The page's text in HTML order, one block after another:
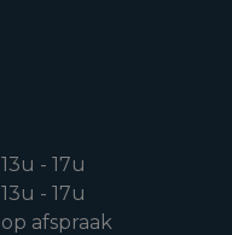
13u - 17u
13u - 17u
op afspraak